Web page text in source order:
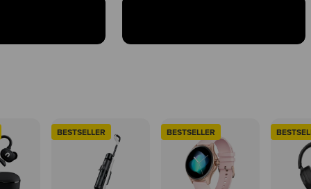
BESTSELLER BESTSELLER